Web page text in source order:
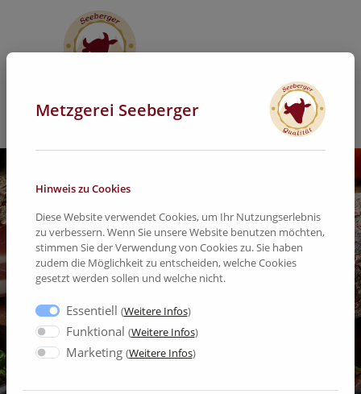
Metzgerei Seeberger
Hinweis zu Cookies
Diese Website verwendet Cookies, um Ihr Nutzungserlebnis
zu verbessern. Wenn Sie unsere Website benutzen möchten,
stimmen Sie der Verwendung von Cookies zu. Sie haben
zudem die Möglichkeit zu entscheiden, welche Cookies
gesetzt werden sollen und welche nicht.
Essentiell (Weitere Infos)
Funktional (Weitere Infos)
Marketing (Weitere Infos)